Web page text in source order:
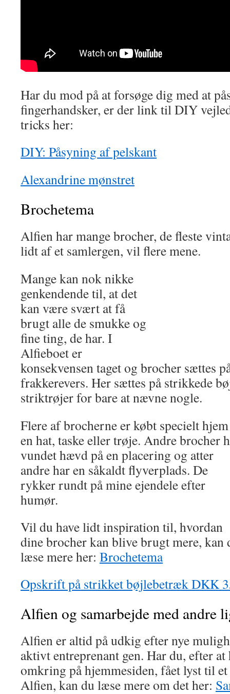
Har du mod på at forsøge dig med at
fingerhandsker, er der link til DIY
tricks her:
DIY: Påsyning af pelskant
Alexandrine mønstret
Brochetema
Alfien har mange brocher, de fleste
lidt af et samlergen, vil flere mene.
Mange kan nok nikke
genkendende til, at det
kan være svært at få
brugt alle de smukke og
fine ting, de har. I
Alfieboet er
konsekvensen taget og brocher sættes
frakkerevers. Her sættes på strikkede
striktrøjer for bare at nævne nogle.
Flere af brocherne er købt specielt
en hat, taske eller trøje. Andre brocher
vundet hævd på en placering og atter
andre har en såkaldt flyverplads. De
rykker rundt på mine ejendele efter
humør.
Vil du have lidt inspiration til, hvordan
dine brocher kan blive brugt mere, kan
læse mere her: Brochetema
Opskrift på strikket bøjlebetræk DKK
Alfien og samarbejde med andre
Alfien er altid på udkig efter nye
aktivt entreprenant gen. Har du, efter
omkring på hjemmesiden, fået lyst til et
Alfien, kan du læse mere om det her: